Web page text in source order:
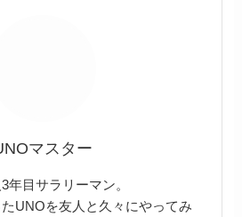
マスター
目サラリーマン。
UNOを友人と久々にやってみ